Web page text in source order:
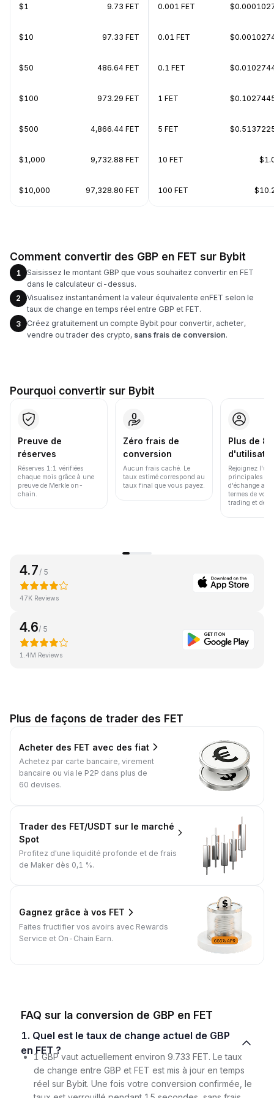
$1 9.73 FET
$10 97.33 FET
$50 486.64 FET
$100 973.29 FET
$500 4,866.44 FET
$1,000 9,732.88 FET
$10,000 97,328.80 FET
0.001 FET
0.01 FET
0.1 FET
1 FET
5 FET
10 FET
100 FET
Comment convertir des GBP en FET sur Bybit
1
Saisissez le montant GBP que vous souhaitez convertir en FET
dans le calculateur ci-dessus.
2
Visualisez instantanément la valeur équivalente enFET selon le
taux de change en temps réel entre GBP et FET.
3
Créez gratuitement un compte Bybit pour convertir, acheter,
vendre ou trader des crypto, sans frais de conversion.
Pourquoi convertir sur Bybit
Preuve de
réserves
Réserves 1:1 vérifiées
chaque mois grâce à une
preuve de Merkle on-
chain.
Zéro frais de
conversion
Aucun frais caché. Le
taux estimé correspond au
taux final que vous payez.
Plus de
Rejoignez
principales
d'échange au
termes de
trading et de
4.7 / 5
47K Reviews
4.6/ 5
1.4M Reviews
Plus de façons de trader des FET
Acheter des FET avec des fiat
Achetez par carte bancaire, virement
bancaire ou via le P2P dans plus de
60 devises.
Trader des FET/USDT sur le marché
Spot
Profitez d'une liquidité profonde et de frais
de Maker dès 0,1 %.
Gagnez grâce à vos FET
Faites fructifier vos avoirs avec Rewards
Service et On-Chain Earn.
FAQ sur la conversion de GBP en FET
1. Quel est le taux de change actuel de GBP
en FET ?
1 GBP vaut actuellement environ 9.733 FET. Le taux
de change entre GBP et FET est mis à jour en temps
réel sur Bybit. Une fois votre conversion confirmée, le